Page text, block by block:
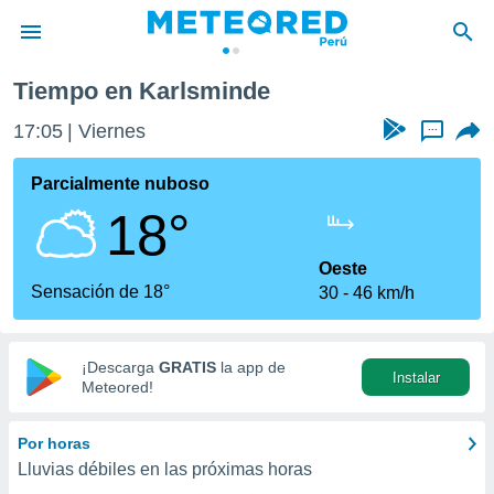
de
ha sido
que se
calidad.
a este
las
y
digital
basada
Tiempo en Karlsminde
17:05 Viernes ...
Parcialmente nuboso
18°
Sensación de 18°
Oeste
30
46 km/h
¡Descarga GRATIS la app de
Meteored!
Instalar
Por horas
Lluvias débiles en las próximas horas